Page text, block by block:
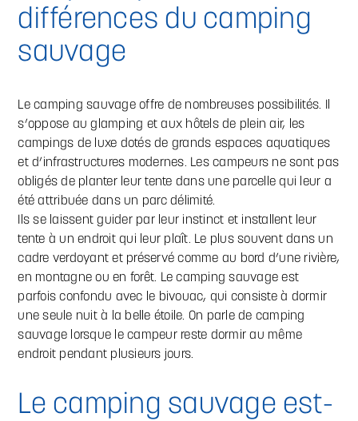
différences du camping
sauvage
Le camping sauvage offre de nombreuses possibilités. Il
s’oppose au glamping et aux hôtels de plein air, les
campings de luxe dotés de grands espaces aquatiques
et d’infrastructures modernes. Les campeurs ne sont pas
obligés de planter leur tente dans une parcelle qui leur a
été attribuée dans un parc délimité.
Ils se laissent guider par leur instinct et installent leur
tente à un endroit qui leur plaît. Le plus souvent dans un
cadre verdoyant et préservé comme au bord d’une rivière,
en montagne ou en forêt. Le camping sauvage est
parfois confondu avec le bivouac, qui consiste à dormir
une seule nuit à la belle étoile. On parle de camping
sauvage lorsque le campeur reste dormir au même
endroit pendant plusieurs jours.
Le camping sauvage est-